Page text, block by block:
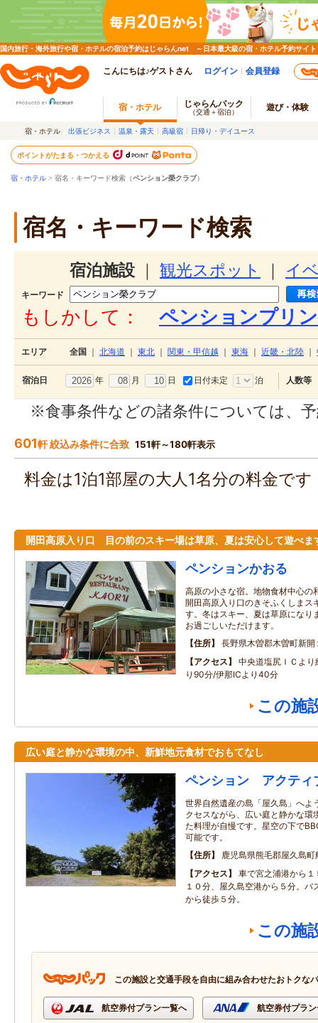
国内旅行・海外旅行や宿・ホテルの宿泊予約はじゃらんnet ～日本最大級の宿・ホテル予約サイト
こんにちは♪ゲストさん ログイン 会員登録
宿・ホテル じゃらんパック
（交通＋宿泊） 遊び・体験
宿・ホテル 出張ビジネス 温泉・露天 高級宿 日帰り・デイユース
ポイントがたまる・つかえる
宿・ホテル > 宿名・キーワード検索（ペンション榮クラブ）
宿名・キーワード検索
宿泊施設 観光スポット イ
キーワード
もしかして： ペンションプリ
エリア 全国 北海道 東北 関東・甲信越 東海 近畿・北陸
宿泊日 年 月 日 日付未定 泊 人数等
※食事条件などの諸条件については、
601軒 絞込み条件に合致 151軒～180軒表示
料金は1泊1部屋の大人1名分の料金で
開田高原入り口 目の前のスキー場は草原、夏は安心して遊べま
ペンションかおる
高原の小さな宿。地物食材中心の
開田高原入り口のきそふくしまス
す。冬はスキー、夏は草原になり
お過ごしいただけます。
住所
長野県木曽郡木曽町新
アクセス
中央道塩尻ＩＣよ
り90分/伊那ICより40分
この施
広い庭と静かな環境の中、新鮮地元食材でおもてなし
ペンション アクティ
世界自然遺産の島「屋久島」へよ
クセスながら、広い庭と静かな環
た料理が自慢です。星空の下で
可能です。
住所
鹿児島県熊毛郡屋久島
アクセス
車で宮之浦港から
１０分、屋久島空港から５分。バ
から徒歩５分。
この施
この施設と交通手段を自由に組み合わせたおトクな
航空券付プラン一覧へ 航空券付プラ